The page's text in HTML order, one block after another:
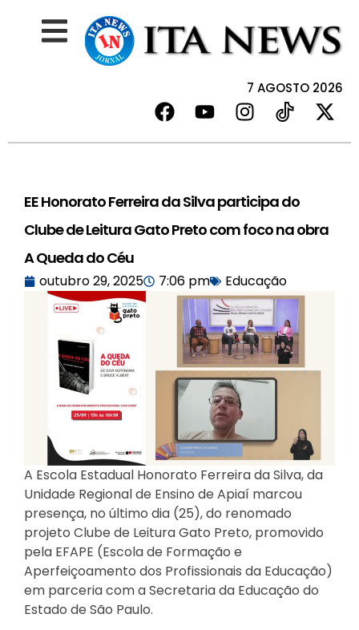
7 AGOSTO 2026
EE Honorato Ferreira da Silva participa do
Clube de Leitura Gato Preto com foco na obra
A Queda do Céu
outubro 29, 2025 7:06 pm Educação
A Escola Estadual Honorato Ferreira da Silva, da
Unidade Regional de Ensino de Apiaí marcou
presença, no último dia (25), do renomado
projeto Clube de Leitura Gato Preto, promovido
pela EFAPE (Escola de Formação e
Aperfeiçoamento dos Profissionais da Educação)
em parceria com a Secretaria da Educação do
Estado de São Paulo.